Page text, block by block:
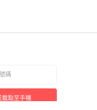
載點至手機